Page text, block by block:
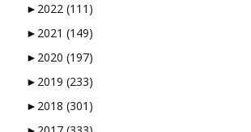
► 2022 (111)
► 2021 (149)
► 2020 (197)
► 2019 (233)
► 2018 (301)